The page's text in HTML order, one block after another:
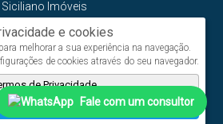
e cookies
melhorar a sua experiência na navegação.
de cookies através do seu navegador.
de Privacidade
Aceito Fale com um consultor
Siciliano Imóveis